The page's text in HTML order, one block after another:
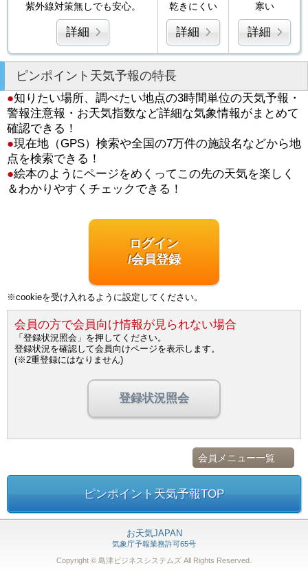
紫外線対策無しでも安心。
詳細
乾きにくい
詳細
寒い
詳細
ピンポイント天気予報の特長
●知りたい場所、調べたい地点の3時間単位の天気予報・
警報注意報・お天気指数など詳細な気象情報がまとめて
確認できる！
●現在地（GPS）検索や全国の7万件の施設名などから地
点を検索できる！
●絵本のようにページをめくってこの先の天気を楽しく
＆わかりやすくチェックできる！
ログイン
/会員登録
※cookieを受け入れるように設定してください。
会員の方で会員向け情報が見られない場合
「登録状況照会」を押してください。
登録状況を確認して会員向けページを表示します。
(※2重登録にはなりません)
登録状況照会
会員メニュー一覧
ピンポイント天気予報TOP
お天気JAPAN
気象庁予報業務許可65号
Copyright © 島津ビジネスシステムズ All Rights Reserved.